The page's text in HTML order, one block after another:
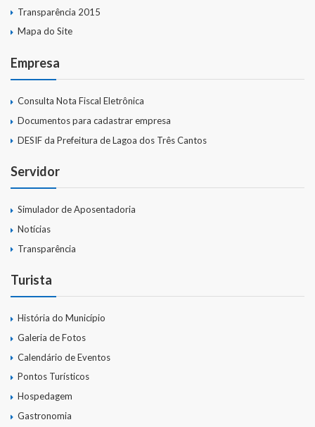
Transparência 2015
Mapa do Site
Empresa
Consulta Nota Fiscal Eletrônica
Documentos para cadastrar empresa
DESIF da Prefeitura de Lagoa dos Três Cantos
Servidor
Simulador de Aposentadoria
Notícias
Transparência
Turista
História do Município
Galeria de Fotos
Calendário de Eventos
Pontos Turísticos
Hospedagem
Gastronomia